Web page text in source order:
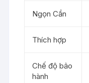
Ngọn Cần
Thích hợp
Chế độ bảo
hành